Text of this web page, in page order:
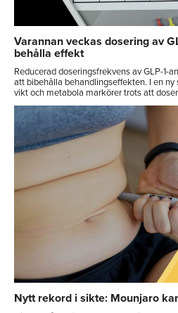
Varannan veckas dosering av
behålla effekt
Reducerad doseringsfrekvens av GLP-1-
att bibehålla behandlingseffekten. I en
vikt och metabola markörer trots att
Nytt rekord i sikte: Mounjaro